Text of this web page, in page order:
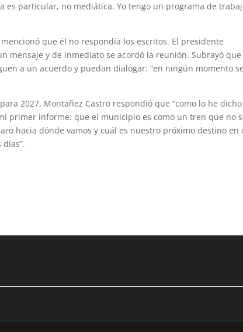
es particular, no mediática. Yo tengo un programa de
que él no respondía los escritos. El presidente
mensaje y de inmediato se acordó la reunión. Subrayó
a un acuerdo y puedan dialogar: “en ningún momento
2027, Montañez Castro respondió que “como lo he
primer informe: que el municipio es como un tren que no
hacia dónde vamos y cuál es nuestro próximo destino en